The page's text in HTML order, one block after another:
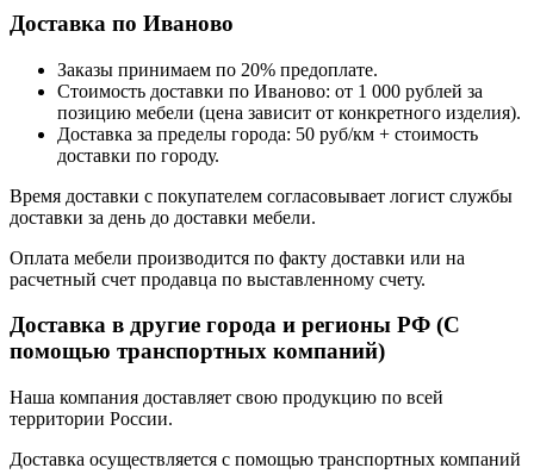
Доставка по Иваново
Заказы принимаем по 20% предоплате.
Стоимость доставки по Иваново: от 1 000 рублей за
позицию мебели (цена зависит от конкретного изделия).
Доставка за пределы города: 50 руб/км + стоимость
доставки по городу.
Время доставки с покупателем согласовывает логист службы
доставки за день до доставки мебели.
Оплата мебели производится по факту доставки или на
расчетный счет продавца по выставленному счету.
Доставка в другие города и регионы РФ (С
помощью транспортных компаний)
Наша компания доставляет свою продукцию по всей
территории России.
Доставка осуществляется с помощью транспортных компаний